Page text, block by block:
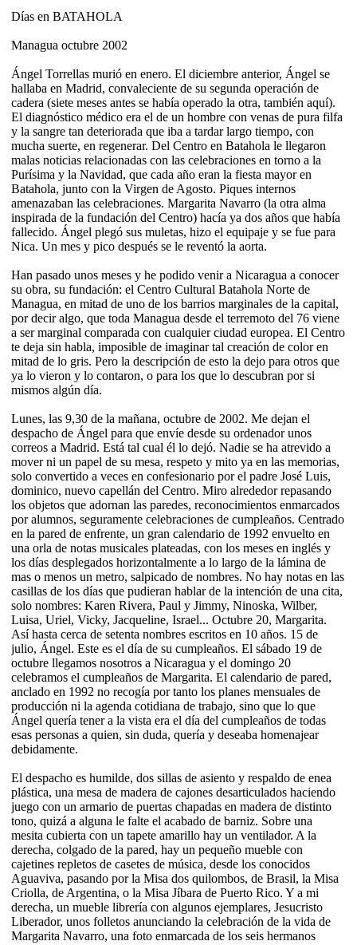
Días en BATAHOLA
Managua octubre 2002
Ángel Torrellas murió en enero. El diciembre anterior, Ángel se
hallaba en Madrid, convaleciente de su segunda operación de
cadera (siete meses antes se había operado la otra, también aquí).
El diagnóstico médico era el de un hombre con venas de pura filfa
y la sangre tan deteriorada que iba a tardar largo tiempo, con
mucha suerte, en regenerar. Del Centro en Batahola le llegaron
malas noticias relacionadas con las celebraciones en torno a la
Purísima y la Navidad, que cada año eran la fiesta mayor en
Batahola, junto con la Virgen de Agosto. Piques internos
amenazaban las celebraciones. Margarita Navarro (la otra alma
inspirada de la fundación del Centro) hacía ya dos años que había
fallecido. Ángel plegó sus muletas, hizo el equipaje y se fue para
Nica. Un mes y pico después se le reventó la aorta.
Han pasado unos meses y he podido venir a Nicaragua a conocer
su obra, su fundación: el Centro Cultural Batahola Norte de
Managua, en mitad de uno de los barrios marginales de la capital,
por decir algo, que toda Managua desde el terremoto del 76 viene
a ser marginal comparada con cualquier ciudad europea. El Centro
te deja sin habla, imposible de imaginar tal creación de color en
mitad de lo gris. Pero la descripción de esto la dejo para otros que
ya lo vieron y lo contaron, o para los que lo descubran por si
mismos algún día.
Lunes, las 9,30 de la mañana, octubre de 2002. Me dejan el
despacho de Ángel para que envíe desde su ordenador unos
correos a Madrid. Está tal cual él lo dejó. Nadie se ha atrevido a
mover ni un papel de su mesa, respeto y mito ya en las memorias,
solo convertido a veces en confesionario por el padre José Luis,
dominico, nuevo capellán del Centro. Miro alrededor repasando
los objetos que adornan las paredes, reconocimientos enmarcados
por alumnos, seguramente celebraciones de cumpleaños. Centrado
en la pared de enfrente, un gran calendario de 1992 envuelto en
una orla de notas musicales plateadas, con los meses en inglés y
los días desplegados horizontalmente a lo largo de la lámina de
mas o menos un metro, salpicado de nombres. No hay notas en las
casillas de los días que pudieran hablar de la intención de una cita,
solo nombres: Karen Rivera, Paul y Jimmy, Ninoska, Wilber,
Luisa, Uriel, Vicky, Jacqueline, Israel... Octubre 20, Margarita.
Así hasta cerca de setenta nombres escritos en 10 años. 15 de
julio, Ángel. Este es el día de su cumpleaños. El sábado 19 de
octubre llegamos nosotros a Nicaragua y el domingo 20
celebramos el cumpleaños de Margarita. El calendario de pared,
anclado en 1992 no recogía por tanto los planes mensuales de
producción ni la agenda cotidiana de trabajo, sino que lo que
Ángel quería tener a la vista era el día del cumpleaños de todas
esas personas a quien, sin duda, quería y deseaba homenajear
debidamente.
El despacho es humilde, dos sillas de asiento y respaldo de enea
plástica, una mesa de madera de cajones desarticulados haciendo
juego con un armario de puertas chapadas en madera de distinto
tono, quizá a alguna le falte el acabado de barniz. Sobre una
mesita cubierta con un tapete amarillo hay un ventilador. A la
derecha, colgado de la pared, hay un pequeño mueble con
cajetines repletos de casetes de música, desde los conocidos
Aguaviva, pasando por la Misa dos quilombos, de Brasil, la Misa
Criolla, de Argentina, o la Misa Jíbara de Puerto Rico. Y a mi
derecha, un mueble librería con algunos ejemplares, Jesucristo
Liberador, unos folletos anunciando la celebración de la vida de
Margarita Navarro, una foto enmarcada de los seis hermanos